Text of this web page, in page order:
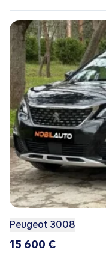
Peugeot 3008
15 600 €